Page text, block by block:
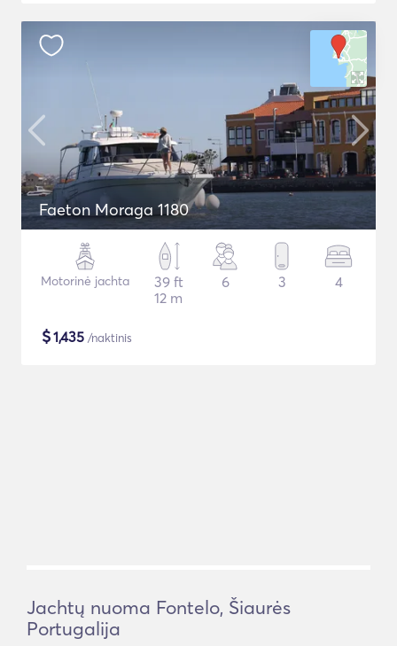
Faeton Moraga 1180
Motorinė jachta
39 ft
12 m
6 3 4
$1,435 /naktinis
Jachtų nuoma Fontelo, Šiaurės
Portugalija